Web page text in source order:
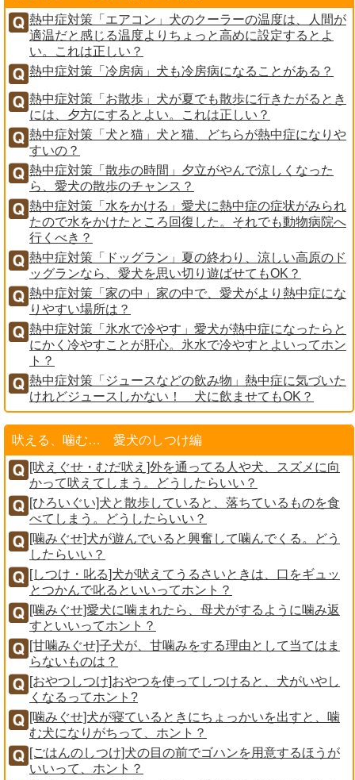
熱中症対策「エアコン」犬のクーラーの温度は、人間が
適温だと感じる温度よりちょっと高めに設定するとよ
い。これは正しい？
熱中症対策「冷房病」犬も冷房病になることがある？
熱中症対策「お散歩」犬が夏でも散歩に行きたがるとき
には、夕方にするとよい。これは正しい？
熱中症対策「犬と猫」犬と猫、どちらが熱中症になりや
すいの？
熱中症対策「散歩の時間」夕立がやんで涼しくなった
ら、愛犬の散歩のチャンス？
熱中症対策「水をかける」愛犬に熱中症の症状がみられ
たので水をかけたところ回復した。それでも動物病院へ
行くべき？
熱中症対策「ドッグラン」夏の終わり、涼しい高原のド
ッグランなら、愛犬を思い切り遊ばせてもOK？
熱中症対策「家の中」家の中で、愛犬がより熱中症にな
りやすい場所は？
熱中症対策「氷水で冷やす」愛犬が熱中症になったらと
にかく冷やすことが肝心。氷水で冷やすとよいってホン
ト？
熱中症対策「ジュースなどの飲み物」熱中症に気づいた
けれどジュースしかない！ 犬に飲ませてもOK？
吠える、噛む… 愛犬のしつけ編
[吠えぐせ・むだ吠え]外を通ってる人や犬、スズメに向
かって吠えてしまう。どうしたらいい？
[ひろいぐい]犬と散歩していると、落ちているものを食
べてしまう。どうしたらいい？
[噛みぐせ]犬が遊んでいると興奮して噛んでくる。どう
したらいい？
[しつけ・叱る]犬が吠えてうるさいときは、口をギュッ
とつかんで叱るといいってホント？
[噛みぐせ]愛犬に噛まれたら、母犬がするように噛み返
すといいってホント？
[甘噛みぐせ]子犬が、甘噛みをする理由として当てはま
らないものは？
[おやつしつけ]おやつを使ってしつけると、犬がいやし
くなるってホント?
[噛みぐせ]犬が寝ているときにちょっかいを出すと、噛
む犬になりがちって、ホント？
[ごはんのしつけ]犬の目の前でゴハンを用意するほうが
いいって、ホント？